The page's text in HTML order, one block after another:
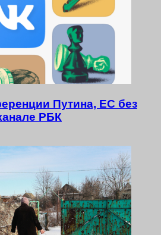
Путина, ЕС без
РБК